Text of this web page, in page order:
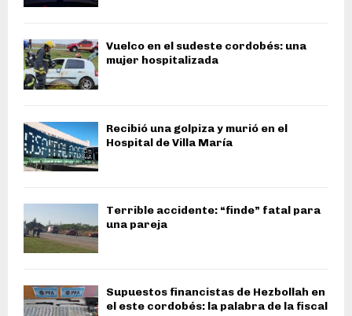
Vuelco en el sudeste cordobés: una
mujer hospitalizada
Recibió una golpiza y murió en el
Hospital de Villa María
Terrible accidente: “finde” fatal para
una pareja
Supuestos financistas de Hezbollah en
el este cordobés: la palabra de la fiscal